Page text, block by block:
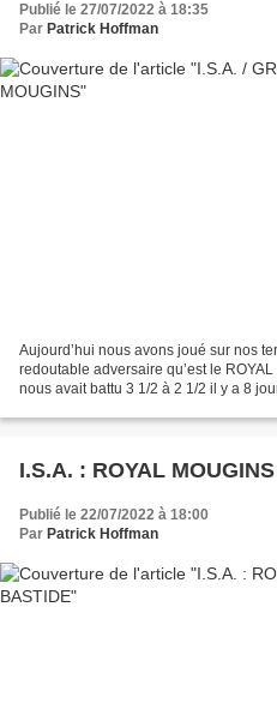
Publié le 27/07/2022 à 18:35
Par Patrick Hoffman
Aujourd’hui nous avons joué sur nos
redoutable adversaire qu’est le
nous avait battu 3 1/2 à 2 1/2 il y a 8
I.S.A. : ROYAL
Publié le 22/07/2022 à 18:00
Par Patrick Hoffman